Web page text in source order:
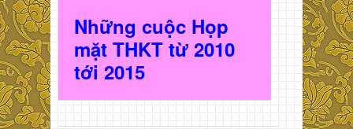
Những cuộc Họp
mặt THKT từ 2010
tới 2015